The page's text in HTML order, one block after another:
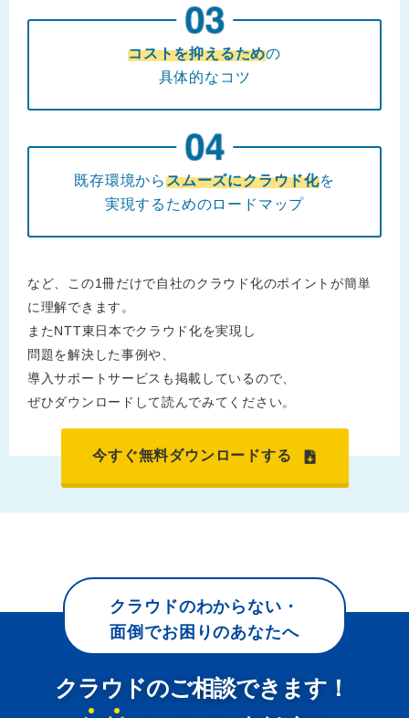
コストを抑えるための
具体的なコツ
既存環境からスムーズにクラウド化を
実現するためのロードマップ
など、この1冊だけで自社のクラウド化のポイントが簡単
に理解できます。
またNTT東日本でクラウド化を実現し
問題を解決した事例や、
導入サポートサービスも掲載しているので、
ぜひダウンロードして読んでみてください。
今すぐ無料ダウンロードする
クラウドのわからない・
面倒でお困りのあなたへ
クラウドのご相談できます！